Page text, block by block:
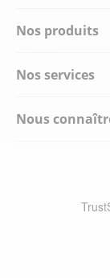
Nos produits
Nos services
Nous